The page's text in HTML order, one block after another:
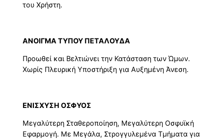
του Χρήστη.
ΑΝΟΙΓΜΑ ΤΥΠΟΥ ΠΕΤΑΛΟΥΔΑ
Προωθεί και Βελτιώνει την Κατάσταση των Ώμων.
Χωρίς Πλευρική Υποστήριξη για Αυξημένη Άνεση.
ΕΝΙΣΧΥΣΗ ΟΣΦΥΟΣ
Μεγαλύτερη Σταθεροποίηση, Μεγαλύτερη Οσφυϊκή
Εφαρμογή. Με Μεγάλα, Στρογγυλεμένα Τμήματα για